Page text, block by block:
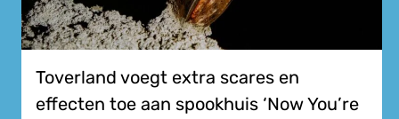
Toverland voegt extra scares en
effecten toe aan spookhuis ‘Now You’re